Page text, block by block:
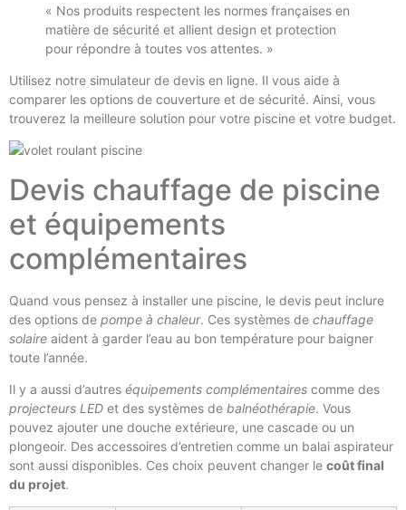
« Nos produits respectent les normes françaises en
matière de sécurité et allient design et protection
pour répondre à toutes vos attentes. »
Utilisez notre simulateur de devis en ligne. Il vous aide à
comparer les options de couverture et de sécurité. Ainsi, vous
trouverez la meilleure solution pour votre piscine et votre budget.
Devis chauffage de piscine
et équipements
complémentaires
Quand vous pensez à installer une piscine, le devis peut inclure
des options de pompe à chaleur. Ces systèmes de chauffage
solaire aident à garder l’eau au bon température pour baigner
toute l’année.
Il y a aussi d’autres équipements complémentaires comme des
projecteurs LED et des systèmes de balnéothérapie. Vous
pouvez ajouter une douche extérieure, une cascade ou un
plongeoir. Des accessoires d’entretien comme un balai aspirateur
sont aussi disponibles. Ces choix peuvent changer le coût final
du projet.